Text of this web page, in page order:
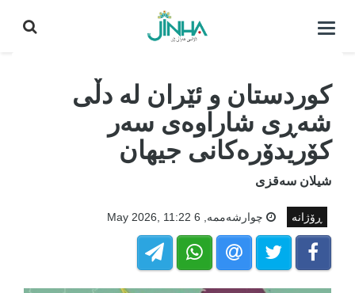
كردنه‌وه‌ی
کوردستان و ئێران لە دڵی
شەڕی شاراوەی سەر
کۆریدۆرەکانی جیهان
شیلان سەقزی
ڕۆژانە چوارشه‌ممه‌, 6 May 2026, 11:22